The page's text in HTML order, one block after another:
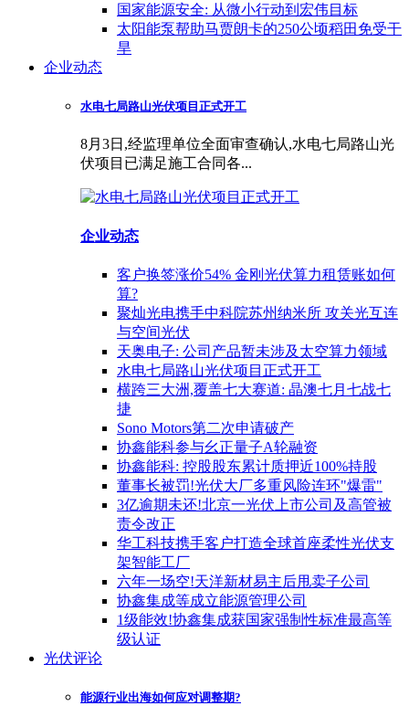
国家能源安全: 从微小行动到宏伟目标
太阳能泵帮助马贾朗卡的250公顷稻田免受干
旱
企业动态
水电七局路山光伏项目正式开工
8月3日,经监理单位全面审查确认,水电七局路山光
伏项目已满足施工合同各...
企业动态
客户换签涨价54% 金刚光伏算力租赁账如何
算?
聚灿光电携手中科院苏州纳米所 攻关光互连
与空间光伏
天奥电子: 公司产品暂未涉及太空算力领域
水电七局路山光伏项目正式开工
横跨三大洲,覆盖七大赛道: 晶澳七月七战七
捷
Sono Motors第二次申请破产
协鑫能科参与幺正量子A轮融资
协鑫能科: 控股股东累计质押近100%持股
董事长被罚!光伏大厂多重风险连环"爆雷"
3亿逾期未还!北京一光伏上市公司及高管被
责令改正
华工科技携手客户打造全球首座柔性光伏支
架智能工厂
六年一场空!天洋新材易主后甩卖子公司
协鑫集成等成立能源管理公司
1级能效!协鑫集成获国家强制性标准最高等
级认证
光伏评论
能源行业出海如何应对调整期?